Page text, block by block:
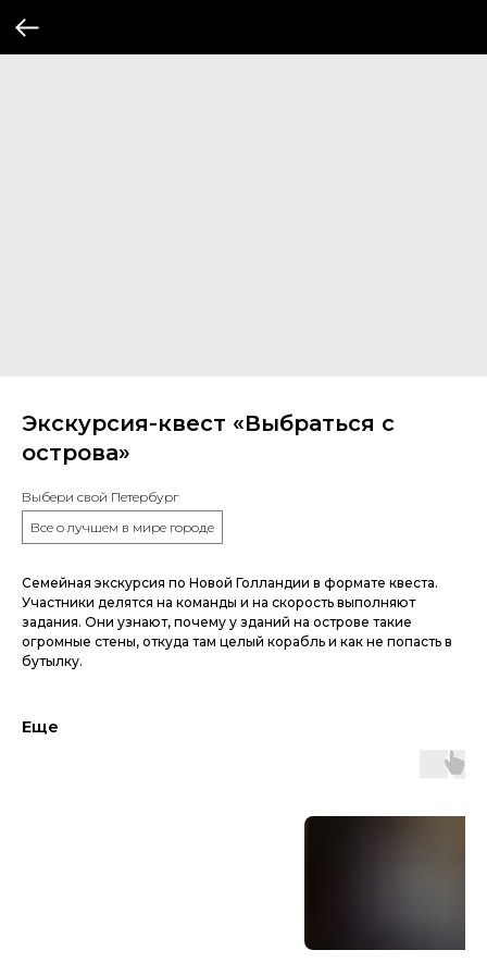
Экскурсия-квест «Выбраться с
острова»
Выбери свой Петербург
Все о лучшем в мире городе
Семейная экскурсия по Новой Голландии в формате квеста.
Участники делятся на команды и на скорость выполняют
задания. Они узнают, почему у зданий на острове такие
огромные стены, откуда там целый корабль и как не попасть в
бутылку.
Еще